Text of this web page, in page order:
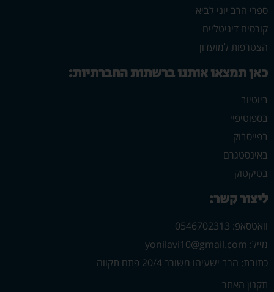
ספרי הרב יוני לביא
קורסים דיגיטליים
הצטרפות למועדון
כאן תמצאו אותנו ברשתות החברתיות:
ביוטיוב
בספוטיפיי
בפייסבוק
באינסטגרם
בטיקטוק
ליצור קשר:
וואטסאפ: 0546702313
מייל: yonilavi10@gmail.com
כתובת: הרב ישעיהו משורר 20/4 פתח תקווה
תקנון האתר